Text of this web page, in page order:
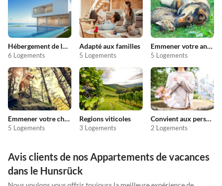
Hébergement de luxe
6 Logements
Adapté aux familles
5 Logements
Emmener votre animal en vacances
5 Logements
Emmener votre chien en vacances
5 Logements
Regions viticoles
3 Logements
Convient aux personnes allergiques
2 Logements
Avis clients de nos Appartements de vacances
dans le Hunsrück